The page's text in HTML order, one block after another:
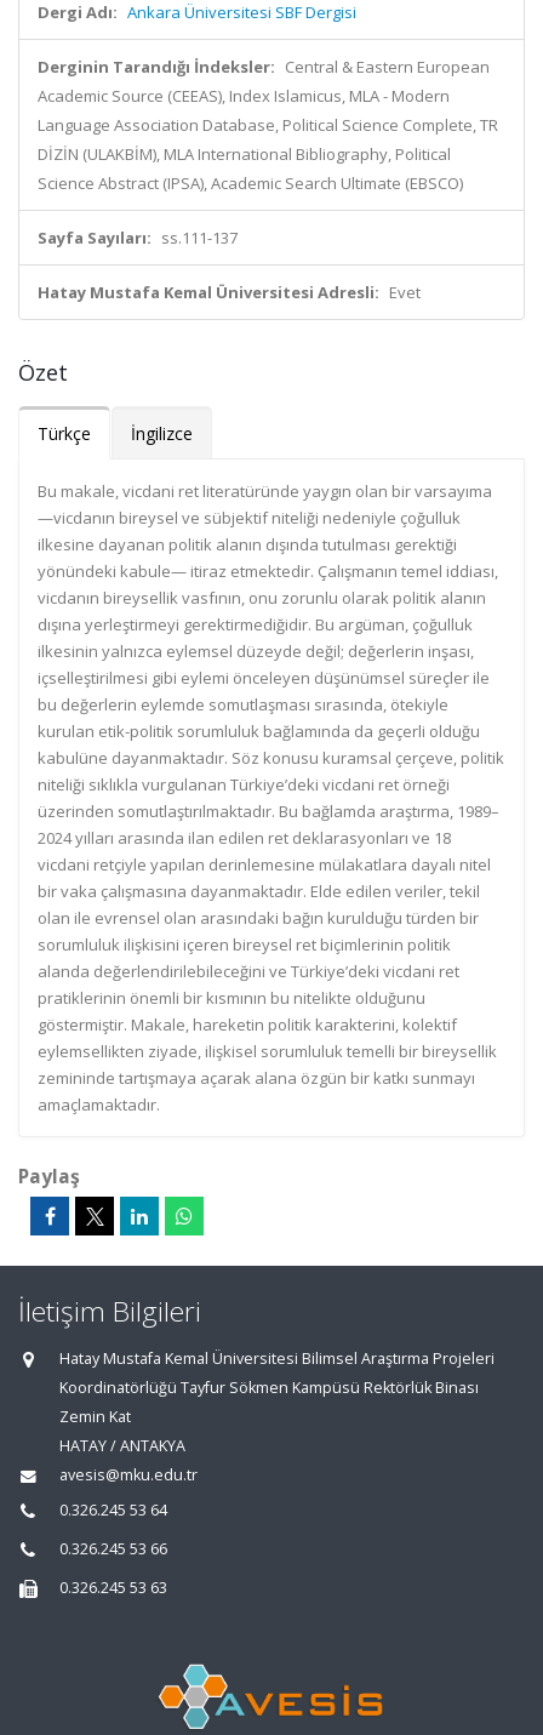
Dergi Adı: Ankara Üniversitesi SBF Dergisi
Derginin Tarandığı İndeksler: Central & Eastern European
Academic Source (CEEAS), Index Islamicus, MLA - Modern
Language Association Database, Political Science Complete, TR
DİZİN (ULAKBİM), MLA International Bibliography, Political
Science Abstract (IPSA), Academic Search Ultimate (EBSCO)
Sayfa Sayıları: ss.111-137
Hatay Mustafa Kemal Üniversitesi Adresli: Evet
Özet
Türkçe İngilizce
Bu makale, vicdani ret literatüründe yaygın olan bir varsayıma
—vicdanın bireysel ve sübjektif niteliği nedeniyle çoğulluk
ilkesine dayanan politik alanın dışında tutulması gerektiği
yönündeki kabule— itiraz etmektedir. Çalışmanın temel iddiası,
vicdanın bireysellik vasfının, onu zorunlu olarak politik alanın
dışına yerleştirmeyi gerektirmediğidir. Bu argüman, çoğulluk
ilkesinin yalnızca eylemsel düzeyde değil; değerlerin inşası,
içselleştirilmesi gibi eylemi önceleyen düşünümsel süreçler ile
bu değerlerin eylemde somutlaşması sırasında, ötekiyle
kurulan etik-politik sorumluluk bağlamında da geçerli olduğu
kabulüne dayanmaktadır. Söz konusu kuramsal çerçeve, politik
niteliği sıklıkla vurgulanan Türkiye’deki vicdani ret örneği
üzerinden somutlaştırılmaktadır. Bu bağlamda araştırma, 1989–
2024 yılları arasında ilan edilen ret deklarasyonları ve 18
vicdani retçiyle yapılan derinlemesine mülakatlara dayalı nitel
bir vaka çalışmasına dayanmaktadır. Elde edilen veriler, tekil
olan ile evrensel olan arasındaki bağın kurulduğu türden bir
sorumluluk ilişkisini içeren bireysel ret biçimlerinin politik
alanda değerlendirilebileceğini ve Türkiye’deki vicdani ret
pratiklerinin önemli bir kısmının bu nitelikte olduğunu
göstermiştir. Makale, hareketin politik karakterini, kolektif
eylemsellikten ziyade, ilişkisel sorumluluk temelli bir bireysellik
zemininde tartışmaya açarak alana özgün bir katkı sunmayı
amaçlamaktadır.
Paylaş
İletişim Bilgileri
Hatay Mustafa Kemal Üniversitesi Bilimsel Araştırma Projeleri
Koordinatörlüğü Tayfur Sökmen Kampüsü Rektörlük Binası
Zemin Kat
HATAY / ANTAKYA
avesis@mku.edu.tr
0.326.245 53 64
0.326.245 53 66
0.326.245 53 63